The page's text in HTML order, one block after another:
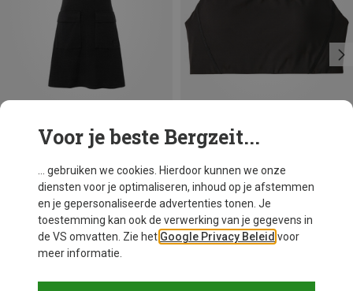
Je bespaart 52% Je bespaart 39%
Voor je beste Bergzeit...
... gebruiken we cookies. Hierdoor kunnen we onze
diensten voor je optimaliseren, inhoud op je afstemmen
en je gepersonaliseerde advertenties tonen. Je
toestemming kan ook de verwerking van je gegevens in
de VS omvatten. Zie het Google Privacy Beleid voor
meer informatie.